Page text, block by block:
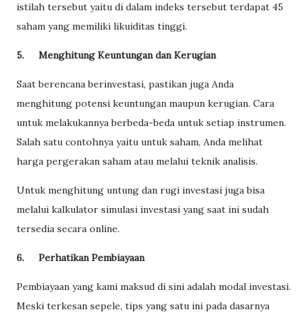
istilah tersebut yaitu di dalam indeks tersebut terdapat 45
saham yang memiliki likuiditas tinggi.
5. Menghitung Keuntungan dan Kerugian
Saat berencana berinvestasi, pastikan juga Anda
menghitung potensi keuntungan maupun kerugian. Cara
untuk melakukannya berbeda-beda untuk setiap instrumen.
Salah satu contohnya yaitu untuk saham, Anda melihat
harga pergerakan saham atau melalui teknik analisis.
Untuk menghitung untung dan rugi investasi juga bisa
melalui kalkulator simulasi investasi yang saat ini sudah
tersedia secara online.
6. Perhatikan Pembiayaan
Pembiayaan yang kami maksud di sini adalah modal investasi.
Meski terkesan sepele, tips yang satu ini pada dasarnya